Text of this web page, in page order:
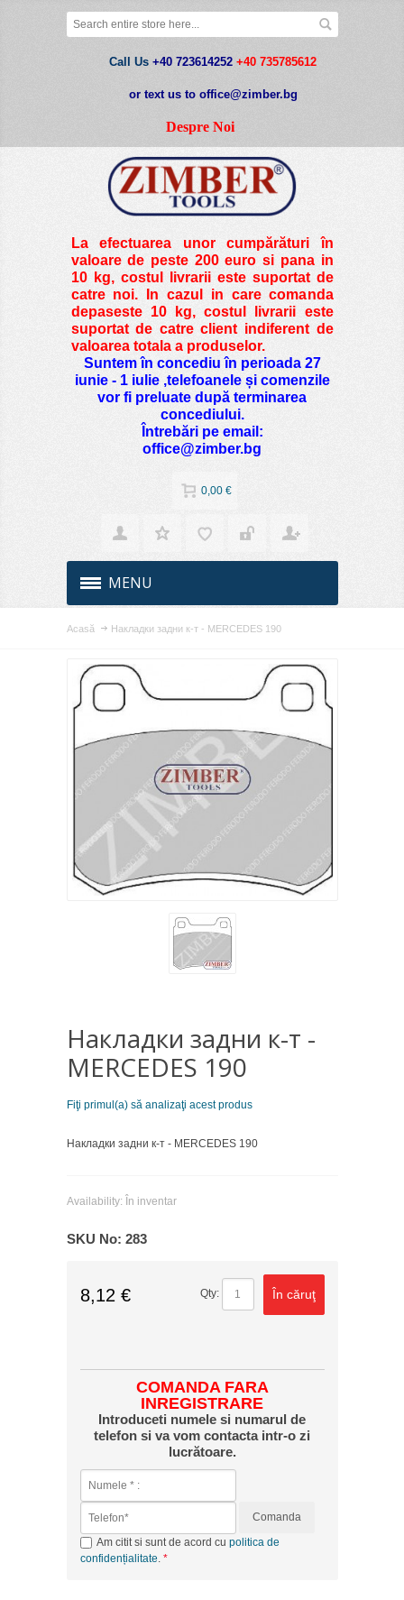
Call Us +40 723614252 +40 735785612
or text us to office@zimber.bg
Despre Noi
La efectuarea unor cumpărături în
valoare de peste200 euro si pana in
10 kg, costul livrarii este suportat de
catre noi. In cazul in care comanda
depaseste 10 kg, costul livrarii este
suportat de catre client indiferent de
valoarea totala a produselor.
Suntem în concediu în perioada 27
iunie - 1 iulie ,telefoanele și comenzile
vor fi preluate după terminarea
concediului.
Întrebări pe email:
office@zimber.bg
0,00 €
MENU
Acasă Накладки задни к-т - MERCEDES 190
Накладки задни к-т -
MERCEDES 190
Fiţi primul(a) să analizaţi acest produs
Накладки задни к-т - MERCEDES 190
Availability: În inventar
SKU No: 283
8,12 € Qty: În căruţ
COMANDA FARA
INREGISTRARE
Introduceti numele si numarul de
telefon si va vom contacta intr-o zi
lucrătoare.
Comanda
Am citit si sunt de acord cu politica de
confidențialitate